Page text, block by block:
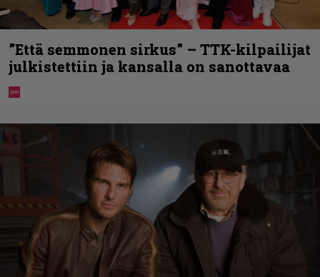
”Että semmonen sirkus” – TTK-kilpailijat
julkistettiin ja kansalla on sanottavaa